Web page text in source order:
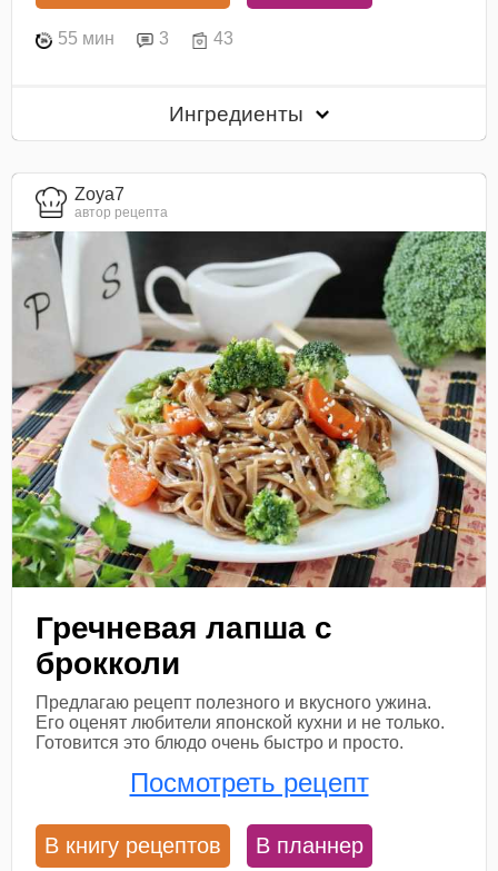
55 мин 3 43
Ингредиенты
Zoya7
автор рецепта
Гречневая лапша с
брокколи
Предлагаю рецепт полезного и вкусного ужина.
Его оценят любители японской кухни и не только.
Готовится это блюдо очень быстро и просто.
Посмотреть рецепт
В книгу рецептов В планнер